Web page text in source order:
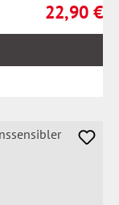
Regulärer
22,90 €